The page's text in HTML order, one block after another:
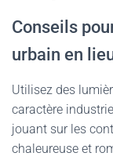
Conseils
urbain en
Utilisez des
caractère
jouant sur les
chaleureuse et